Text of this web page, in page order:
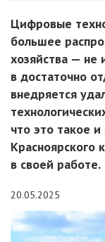
Цифровые
большее
хозяйства — не
в достаточно
внедряется
что это такое
Красноярского
в своей работе.
20.05.2025